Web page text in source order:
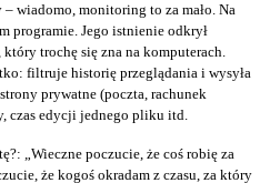
wiadomo, monitoring to za mało. Na
programie. Jego istnienie odkrył
trochę się zna na komputerach.
filtruje historię przeglądania i wysyła
prywatne (poczta, rachunek
czas edycji jednego pliku itd.
„Wieczne poczucie, że coś robię za
że kogoś okradam z czasu, za który